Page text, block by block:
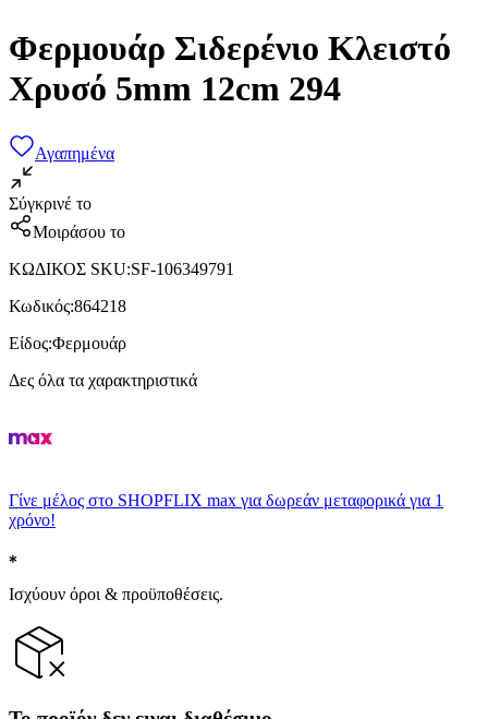
Φερμουάρ Σιδερένιο Κλειστό
Χρυσό 5mm 12cm 294
Αγαπημένα
Σύγκρινέ το
Μοιράσου το
ΚΩΔΙΚΟΣ SKU:SF-106349791
Κωδικός:864218
Είδος:Φερμουάρ
Δες όλα τα χαρακτηριστικά
Γίνε μέλος στο SHOPFLIX max για δωρεάν μεταφορικά για 1
χρόνο!
Ισχύουν όροι & προϋποθέσεις.